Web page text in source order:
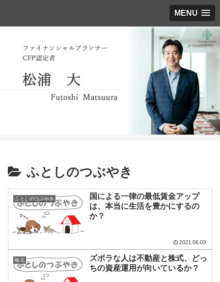
MENU
ふとしのつぶやき
ふとしのつぶやき
国による一律の最低賃金アップ
は、本当に生活を豊かにするの
か？
2021.06.03
株式
ズボラな人は不動産と株式、どっ
ちの資産運用が向いているか？